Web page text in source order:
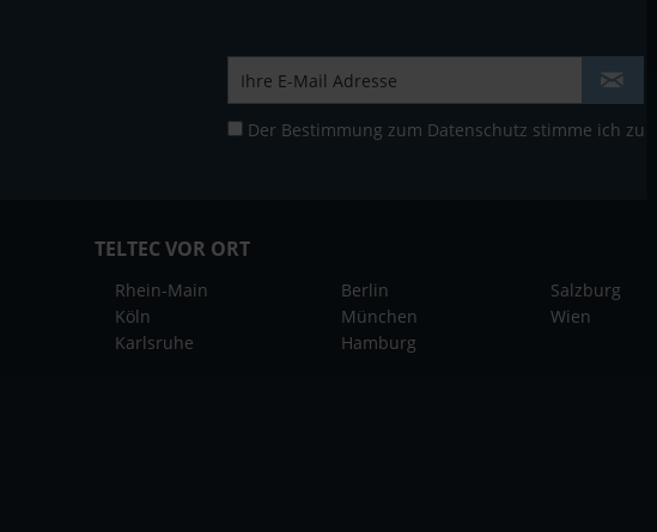
Der Bestimmung zum Datenschutz stimme ich zu
TELTEC VOR ORT
Rhein-Main
Köln
Karlsruhe
Berlin
München
Hamburg
Salzburg
Wien